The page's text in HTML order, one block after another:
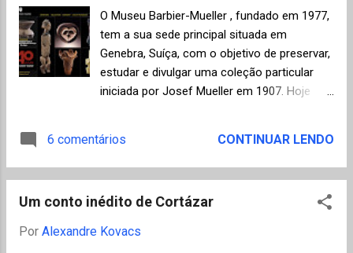
coisa eu garanto, ele continua sendo um
dos poetas mais modernos da literatura
contemporânea brasileira. Vai, Carlos! Ser
gauche na vida. Não existe maneira melhor
de lembrar um escritor do que reler o seu
no prefácio de "Antologia Poética" (Editora
impressionam em toda a poesia de
Drummond é a sua maravilhosa capacidade
O Museu Barbier-Mueller , fundado em 1977,
tem a sua sede principal situada em
Genebra, Suíça, com o objetivo de preservar,
estudar e divulgar uma coleção particular
iniciada por Josef Mueller em 1907. Hoje
antiguidade clássica e tribal assim como
esculturas, máscaras e ornamentos de
até mesmo do Brasil. O Museu publica
constantemente livros e catálogos para
6 comentários CONTINUAR LENDO
Um conto inédito de Cortázar
Por Alexandre Kovacs